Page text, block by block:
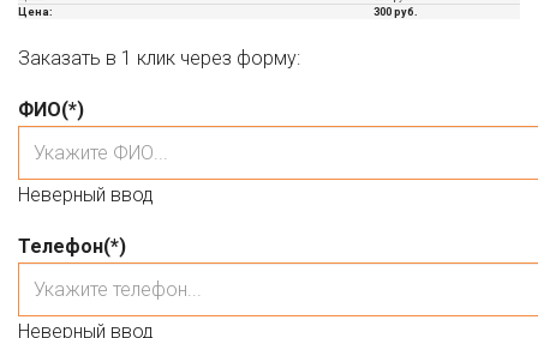
Цена:
300 руб.
Заказать в 1 клик через форму:
ФИО(*)
Неверный ввод
Телефон(*)
Неверный ввод